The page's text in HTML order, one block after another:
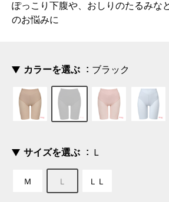
ぽっこり下腹や、おしりのたるみな
のお悩みに
カラーを選ぶ ブラック
サイズを選ぶ Ｌ
Ｍ Ｌ ＬＬ